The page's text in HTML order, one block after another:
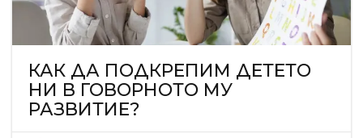
КАК ДА ПОДКРЕПИМ ДЕТЕТО
НИ В ГОВОРНОТО МУ
РАЗВИТИЕ?